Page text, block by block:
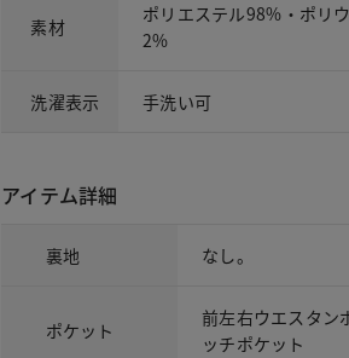
素材
ポリエステル98%・ポリ
2%
洗濯表示 手洗い可
アイテム詳細
裏地 なし。
ポケット
前左右ウエスタン
ッチポケット